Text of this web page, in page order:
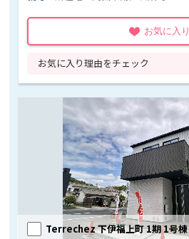
お気に入り
お気に入り理由をチェック
Terrechez 下伊福上町 1期 1号棟